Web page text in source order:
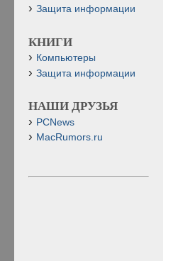
Защита информации
КНИГИ
Компьютеры
Защита информации
НАШИ ДРУЗЬЯ
PCNews
MacRumors.ru